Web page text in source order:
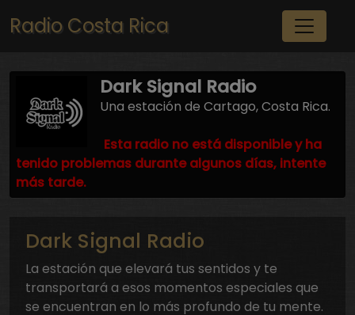
Pasar al contenido principal
Radio Costa Rica
Dark Signal Radio
Una estación de Cartago, Costa Rica.
Esta radio no está disponible y ha
tenido problemas durante algunos días, intente
más tarde.
Dark Signal Radio
La estación que elevará tus sentidos y te
transportará a esos momentos especiales que
se encuentran en lo más profundo de tu mente.